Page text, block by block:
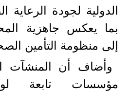
بما يعكس جاهزية
إلى منظومة التأمين
وأضاف أن المنشآت
مؤسسات تابعة